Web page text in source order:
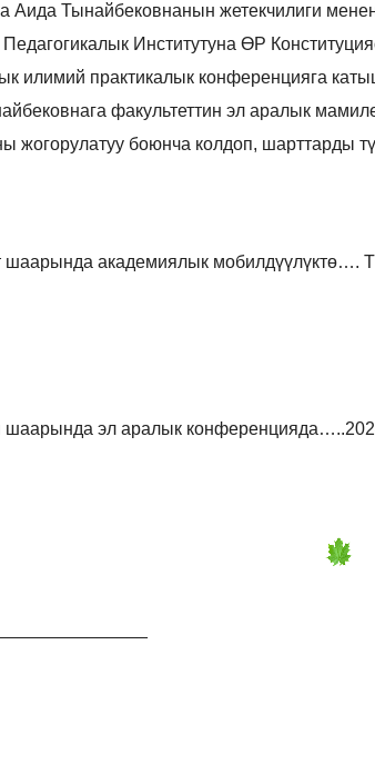
Аида Тынайбековнанын жетекчилиги
Институтуна ӨР
илимий практикалык конференцияга
факультеттин эл аралык
боюнча колдоп, шарттарды
шаарында академиялык
эл аралык